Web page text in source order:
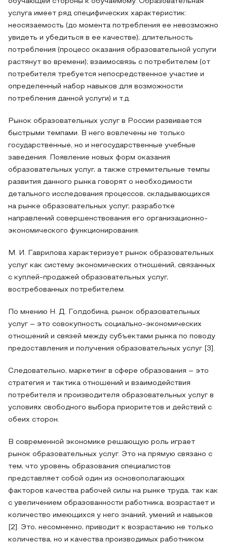
услуга имеет ряд специфических характеристик:
неосязаемость (до момента потребления ее невозможно
увидеть и убедиться в ее качестве); длительность
потребления (процесс оказания образовательной услуги
растянут во времени); взаимосвязь с потребителем (от
потребителя требуется непосредственное участие и
определенный набор навыков для возможности
потребления данной услуги) и т.д.
Рынок образовательных услуг в России развивается
быстрыми темпами. В него вовлечены не только
государственные, но и негосударственные учебные
заведения. Появление новых форм оказания
образовательных услуг, а также стремительные темпы
развития данного рынка говорят о необходимости
детального исследования процессов, складывающихся
на рынке образовательных услуг, разработке
направлений совершенствования его организационно-
экономического функционирования.
М. И. Гаврилова характеризует рынок образовательных
услуг как систему экономических отношений, связанных
с куплей-продажей образовательных услуг,
востребованных потребителем.
По мнению Н. Д. Голдобина, рынок образовательных
услуг – это совокупность социально-экономических
отношений и связей между субъектами рынка по поводу
предоставления и получения образовательных услуг [3].
Следовательно, маркетинг в сфере образования – это
стратегия и тактика отношений и взаимодействия
потребителя и производителя образовательных услуг в
условиях свободного выбора приоритетов и действий с
обеих сторон.
В современной экономике решающую роль играет
рынок образовательных услуг. Это на прямую связано с
тем, что уровень образования специалистов
представляет собой один из основополагающих
факторов качества рабочей силы на рынке труда, так как
с увеличением образованности работника, возрастает и
количество имеющихся у него знаний, умений и навыков
[2]. Это, несомненно, приводит к возрастанию не только
количества, но и качества производимых работником